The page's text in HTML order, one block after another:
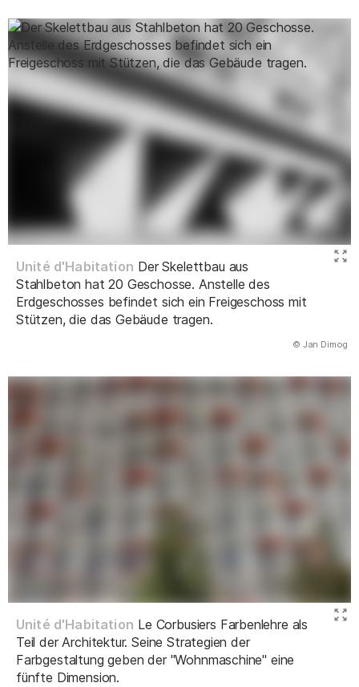
Unité d'Habitation Der Skelettbau aus
Stahlbeton hat 20 Geschosse. Anstelle des
Erdgeschosses befindet sich ein Freigeschoss mit
Stützen, die das Gebäude tragen.
© Jan Dimog
Unité d'Habitation Le Corbusiers Farbenlehre als
Teil der Architektur. Seine Strategien der
Farbgestaltung geben der "Wohnmaschine" eine
fünfte Dimension.